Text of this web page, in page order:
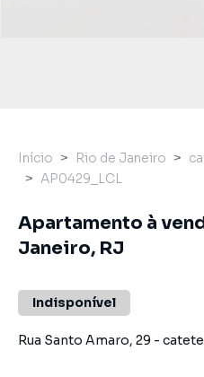
Início Rio de Janeiro
AP0429_LCL
Apartamento à
Janeiro, RJ
Indisponível
Rua Santo Amaro, 29 - catete